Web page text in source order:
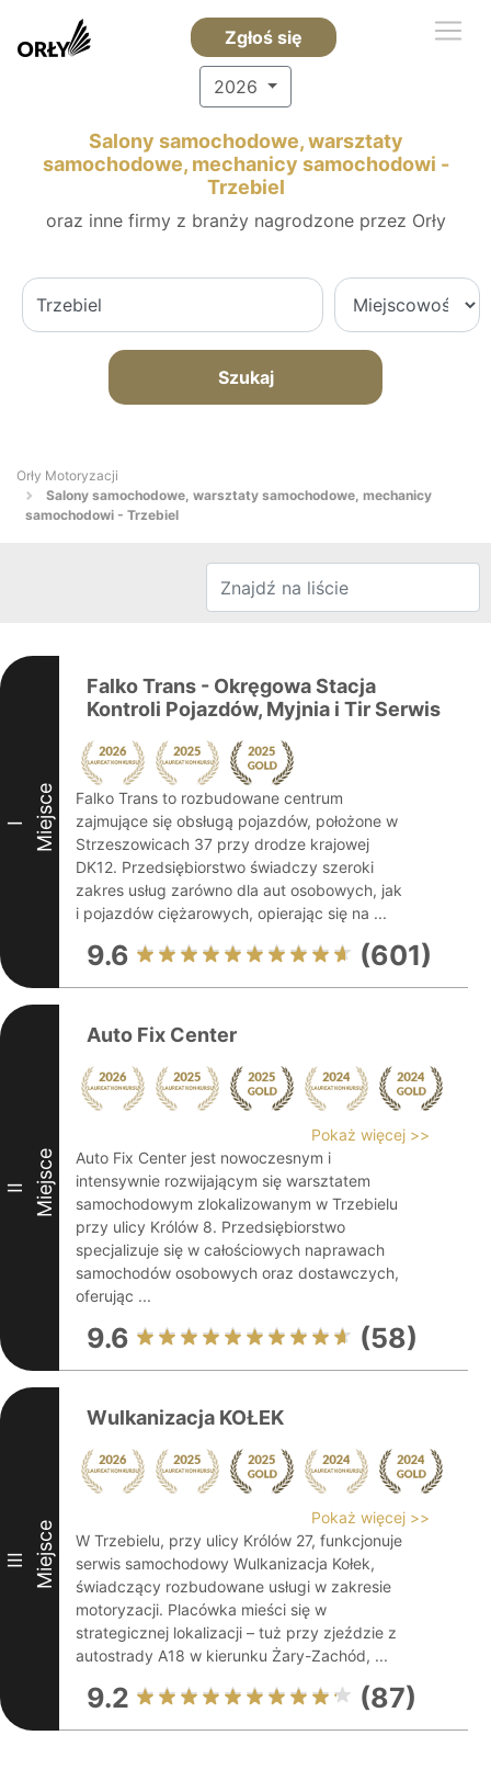
Zgłoś się
2026
Salony samochodowe, warsztaty
samochodowe, mechanicy samochodowi -
Trzebiel
oraz inne firmy z branży nagrodzone przez Orły
Szukaj
Orły Motoryzacji
Salony samochodowe, warsztaty samochodowe, mechanicy
samochodowi - Trzebiel
I Miejsce
Falko Trans - Okręgowa Stacja
Kontroli Pojazdów, Myjnia i Tir Serwis
Falko Trans to rozbudowane centrum
zajmujące się obsługą pojazdów, położone w
Strzeszowicach 37 przy drodze krajowej
DK12. Przedsiębiorstwo świadczy szeroki
zakres usług zarówno dla aut osobowych, jak
i pojazdów ciężarowych, opierając się na ...
9.6 (601)
II Miejsce
Auto Fix Center
Pokaż więcej >>
Auto Fix Center jest nowoczesnym i
intensywnie rozwijającym się warsztatem
samochodowym zlokalizowanym w Trzebielu
przy ulicy Królów 8. Przedsiębiorstwo
specjalizuje się w całościowych naprawach
samochodów osobowych oraz dostawczych,
oferując ...
9.6 (58)
III Miejsce
Wulkanizacja KOŁEK
Pokaż więcej >>
W Trzebielu, przy ulicy Królów 27, funkcjonuje
serwis samochodowy Wulkanizacja Kołek,
świadczący rozbudowane usługi w zakresie
motoryzacji. Placówka mieści się w
strategicznej lokalizacji – tuż przy zjeździe z
autostrady A18 w kierunku Żary-Zachód, ...
9.2 (87)